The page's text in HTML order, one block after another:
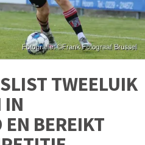
TWEELUIK
IN
BEREIKT